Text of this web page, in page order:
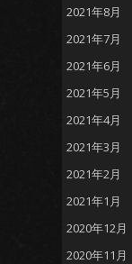
2021年8月
2021年7月
2021年6月
2021年5月
2021年4月
2021年3月
2021年2月
2021年1月
2020年12月
2020年11月